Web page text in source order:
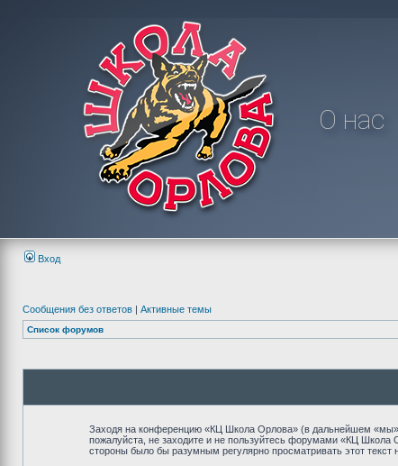
О нас
Вход
Сообщения без ответов | Активные темы
Список форумов
Заходя на конференцию «КЦ Школа Орлова» (в дальнейшем
пожалуйста, не заходите и не пользуйтесь форумами «КЦ
стороны было бы разумным регулярно просматривать этот